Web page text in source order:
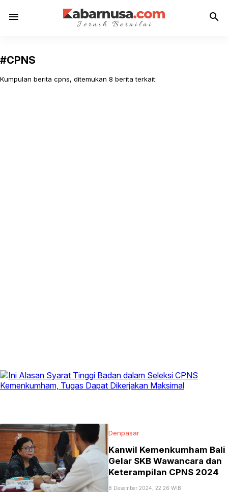
menu search
#CPNS
Kumpulan berita cpns, ditemukan 8 berita terkait.
Denpasar
Kanwil Kemenkumham Bali
Gelar SKB Wawancara dan
Keterampilan CPNS 2024
8 Desember 2024, 22:26 WIB